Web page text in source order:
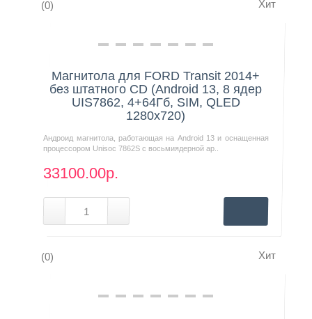
(0) Хит
Нашли дешевле?
Магнитола для FORD Transit 2014+
без штатного CD (Android 13, 8 ядер
UIS7862, 4+64Гб, SIM, QLED
1280x720)
Андроид магнитола, работающая на Android 13 и оснащенная
процессором Unisoc 7862S с восьмиядерной ар..
33100.00р.
(0) Хит
Нашли дешевле?